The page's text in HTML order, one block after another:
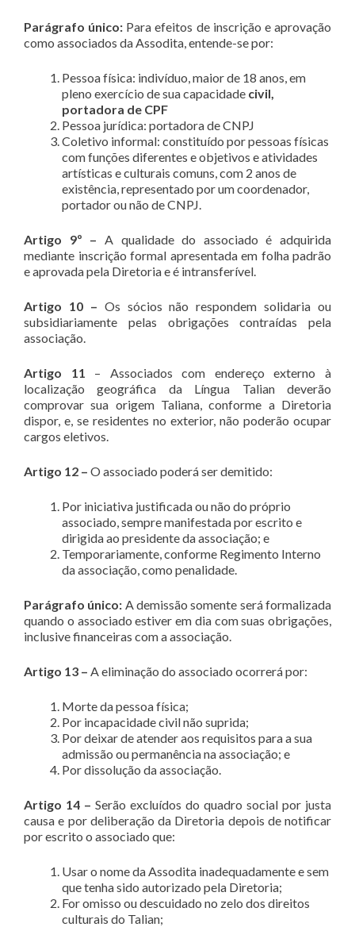
Parágrafo único: Para efeitos de inscrição e aprovação
como associados da Assodita, entende-se por:
Pessoa física: indivíduo, maior de 18 anos, em
pleno exercício de sua capacidade civil,
portadora de CPF
Pessoa jurídica: portadora de CNPJ
Coletivo informal: constituído por pessoas físicas
com funções diferentes e objetivos e atividades
artísticas e culturais comuns, com 2 anos de
existência, representado por um coordenador,
portador ou não de CNPJ.
Artigo 9º – A qualidade do associado é adquirida
mediante inscrição formal apresentada em folha padrão
e aprovada pela Diretoria e é intransferível.
Artigo 10 – Os sócios não respondem solidaria ou
subsidiariamente pelas obrigações contraídas pela
associação.
Artigo 11 – Associados com endereço externo à
localização geográfica da Língua Talian deverão
comprovar sua origem Taliana, conforme a Diretoria
dispor, e, se residentes no exterior, não poderão ocupar
cargos eletivos.
Artigo 12 – O associado poderá ser demitido:
Por iniciativa justificada ou não do próprio
associado, sempre manifestada por escrito e
dirigida ao presidente da associação; e
Temporariamente, conforme Regimento Interno
da associação, como penalidade.
Parágrafo único: A demissão somente será formalizada
quando o associado estiver em dia com suas obrigações,
inclusive financeiras com a associação.
Artigo 13 – A eliminação do associado ocorrerá por:
Morte da pessoa física;
Por incapacidade civil não suprida;
Por deixar de atender aos requisitos para a sua
admissão ou permanência na associação; e
Por dissolução da associação.
Artigo 14 – Serão excluídos do quadro social por justa
causa e por deliberação da Diretoria depois de notificar
por escrito o associado que:
Usar o nome da Assodita inadequadamente e sem
que tenha sido autorizado pela Diretoria;
For omisso ou descuidado no zelo dos direitos
culturais do Talian;